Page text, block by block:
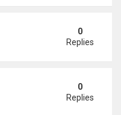
dàn sao châu Á
0
Replies
tài sản
0
Replies